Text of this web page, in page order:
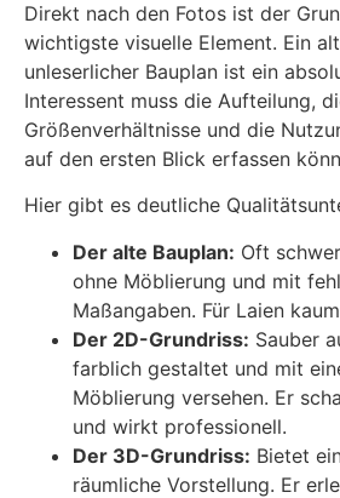
Direkt nach den Fotos ist der
wichtigste visuelle Element. Ein
unleserlicher Bauplan ist ein
Interessent muss die Aufteilung,
Größenverhältnisse und die
auf den ersten Blick erfassen
Hier gibt es deutliche
Der alte Bauplan: Oft
ohne Möblierung und mit
Maßangaben. Für Laien
Der 2D-Grundriss: Sauber
farblich gestaltet und mit
Möblierung versehen. Er
und wirkt professionell.
Der 3D-Grundriss: Bietet
räumliche Vorstellung. Er